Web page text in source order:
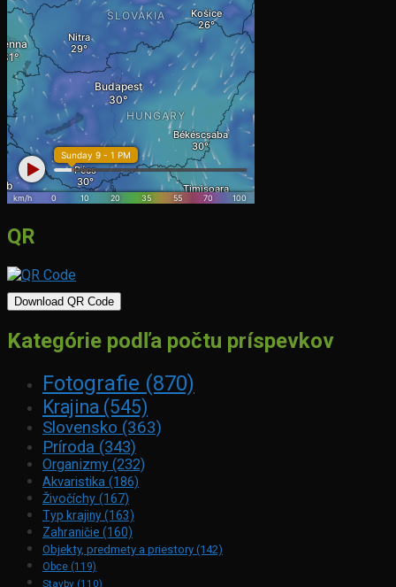
QR
Download QR Code
Kategórie podľa počtu príspevkov
Fotografie (870)
Krajina (545)
Slovensko (363)
Príroda (343)
Organizmy (232)
Akvaristika (186)
Živočíchy (167)
Typ krajiny(163)
Zahraničie (160)
Objekty, predmety a priestory (142)
Obce (119)
Stavby (110)